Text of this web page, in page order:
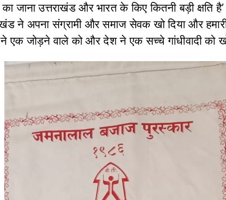
जाना उत्तराखंड और भारत के किए कितनी बड़ी क्षति
ने अपना संग्रामी और समाज सेवक खो दिया और
एक जोड़ने वाले को और देश ने एक सच्चे गांधीवादी को